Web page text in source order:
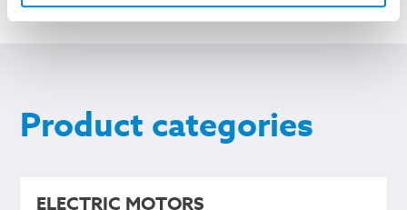
Product categories
ELECTRIC MOTORS